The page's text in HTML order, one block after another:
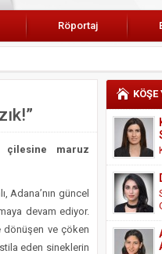
Röportaj
çilesine maruz
Adana’nın güncel
devam ediyor.
dönüşen ve çöken
eden sineklerin